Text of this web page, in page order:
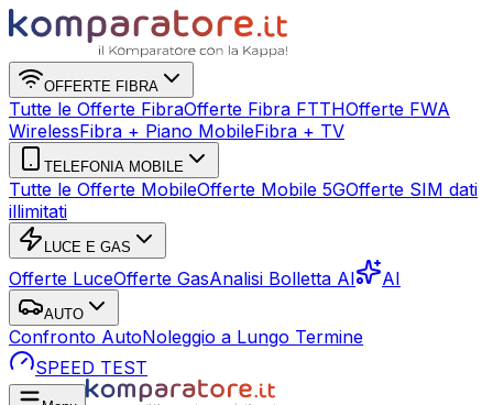
OFFERTE FIBRA
Tutte le Offerte FibraOfferte Fibra FTTHOfferte FWA
WirelessFibra + Piano MobileFibra + TV
TELEFONIA MOBILE
Tutte le Offerte MobileOfferte Mobile 5GOfferte SIM dati
illimitati
LUCE E GAS
Offerte LuceOfferte GasAnalisi Bolletta AI AI
AUTO
Confronto AutoNoleggio a Lungo Termine
SPEED TEST